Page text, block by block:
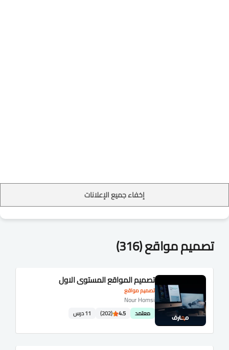
إخفاء جميع الإعلانات
تصميم مواقع (316)
تصميم مواقع
تصميم المواقع المستوى الاول
Nour Homsi
معتمد 4.5
(202) 11 درس